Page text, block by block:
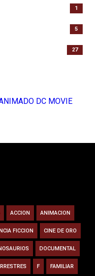
1
5
27
DC MOVIE
ACCION ANIMACION
FICCION CINE DE ORO
DOCUMENTAL
F FAMILIAR